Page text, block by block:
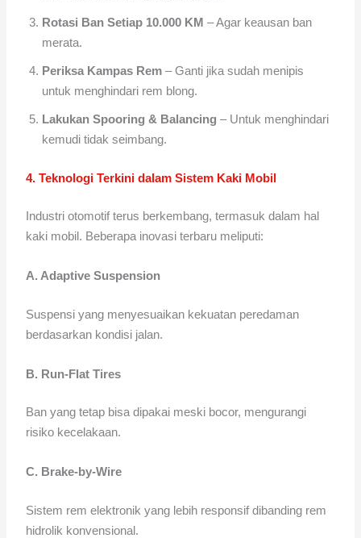
Rotasi Ban Setiap 10.000 KM – Agar keausan ban
merata.
Periksa Kampas Rem – Ganti jika sudah menipis
untuk menghindari rem blong.
Lakukan Spooring & Balancing – Untuk menghindari
kemudi tidak seimbang.
4. Teknologi Terkini dalam Sistem Kaki Mobil
Industri otomotif terus berkembang, termasuk dalam hal
kaki mobil. Beberapa inovasi terbaru meliputi:
A. Adaptive Suspension
Suspensi yang menyesuaikan kekuatan peredaman
berdasarkan kondisi jalan.
B. Run-Flat Tires
Ban yang tetap bisa dipakai meski bocor, mengurangi
risiko kecelakaan.
C. Brake-by-Wire
Sistem rem elektronik yang lebih responsif dibanding rem
hidrolik konvensional.